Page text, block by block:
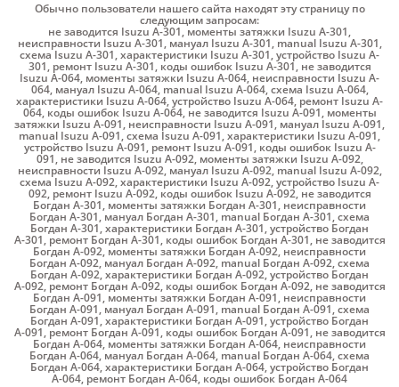
Обычно пользователи нашего сайта находят эту страницу по
следующим запросам:
не заводится Isuzu A-301, моменты затяжки Isuzu A-301,
неисправности Isuzu A-301, мануал Isuzu A-301, manual Isuzu A-301,
схема Isuzu A-301,характеристики Isuzu A-301,устройство Isuzu A-
301, ремонт Isuzu A-301, коды ошибок Isuzu A-301, не заводится
Isuzu A-064, моменты затяжки Isuzu A-064, неисправности Isuzu A-
064, мануал Isuzu A-064, manual Isuzu A-064,схема Isuzu A-064,
характеристики Isuzu A-064,устройство Isuzu A-064, ремонт Isuzu A-
064, коды ошибок Isuzu A-064, не заводится Isuzu A-091, моменты
затяжки Isuzu A-091, неисправности Isuzu A-091, мануал Isuzu A-091,
manual Isuzu A-091,схема Isuzu A-091,характеристики Isuzu A-091,
устройство Isuzu A-091, ремонт Isuzu A-091, коды ошибок Isuzu A-
091, не заводится Isuzu A-092, моменты затяжки Isuzu A-092,
неисправности Isuzu A-092, мануал Isuzu A-092, manual Isuzu A-092,
схема Isuzu A-092,характеристики Isuzu A-092,устройство Isuzu A-
092, ремонт Isuzu A-092, коды ошибок Isuzu A-092, не заводится
Богдан А-301, моменты затяжки Богдан А-301, неисправности
Богдан А-301, мануал Богдан А-301, manual Богдан А-301,схема
Богдан А-301,характеристики Богдан А-301,устройство Богдан
А-301, ремонт Богдан А-301, коды ошибок Богдан А-301, не заводится
Богдан А-092, моменты затяжки Богдан А-092, неисправности
Богдан А-092, мануал Богдан А-092, manual Богдан А-092,схема
Богдан А-092,характеристики Богдан А-092,устройство Богдан
А-092, ремонт Богдан А-092, коды ошибок Богдан А-092, не заводится
Богдан А-091, моменты затяжки Богдан А-091, неисправности
Богдан А-091, мануал Богдан А-091, manual Богдан А-091,схема
Богдан А-091,характеристики Богдан А-091,устройство Богдан
А-091, ремонт Богдан А-091, коды ошибок Богдан А-091, не заводится
Богдан А-064, моменты затяжки Богдан А-064, неисправности
Богдан А-064, мануал Богдан А-064, manual Богдан А-064,схема
Богдан А-064,характеристики Богдан А-064,устройство Богдан
А-064, ремонт Богдан А-064, коды ошибок Богдан А-064